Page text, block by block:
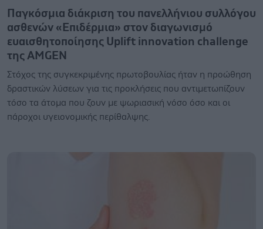
Παγκόσμια διάκριση του πανελλήνιου συλλόγου
ασθενών «Επιδέρμια» στον διαγωνισμό
ευαισθητοποίησης Uplift innovation challenge
της AMGEN
Στόχος της συγκεκριμένης πρωτοβουλίας ήταν η προώθηση
δραστικών λύσεων για τις προκλήσεις που αντιμετωπίζουν
τόσο τα άτομα που ζουν με ψωριασική νόσο όσο και οι
πάροχοι υγειονομικής περίθαλψης.